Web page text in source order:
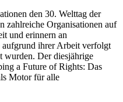
den 30. Welttag der
zahlreiche Organisationen auf
und erinnern an
aufgrund ihrer Arbeit verfolgt
wurden. Der diesjährige
a Future of Rights: Das
Motor für alle